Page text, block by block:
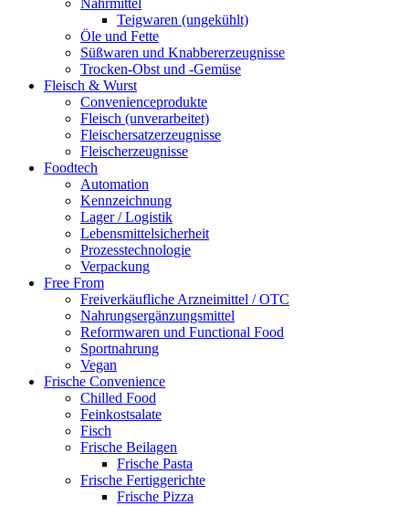
Teigwaren (ungekühlt)
Öle und Fette
Süßwaren und Knabbererzeugnisse
Trocken-Obst und -Gemüse
Fleisch & Wurst
Convenienceprodukte
Fleisch (unverarbeitet)
Fleischersatzerzeugnisse
Fleischerzeugnisse
Foodtech
Automation
Kennzeichnung
Lager / Logistik
Lebensmittelsicherheit
Prozesstechnologie
Verpackung
Free From
Freiverkäufliche Arzneimittel / OTC
Nahrungsergänzungsmittel
Reformwaren und Functional Food
Sportnahrung
Vegan
Frische Convenience
Chilled Food
Feinkostsalate
Fisch
Frische Beilagen
Frische Pasta
Frische Fertiggerichte
Frische Pizza